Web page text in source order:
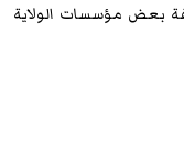
بعض مؤسسات الولاية